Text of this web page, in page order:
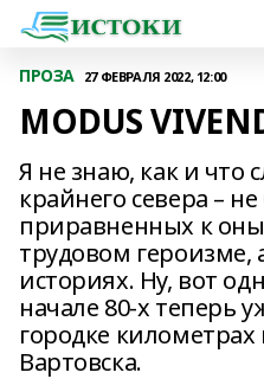
ПРОЗА 27 ФЕВРАЛЯ 2022, 12:00
MODUS
Я не знаю, как и что
крайнего севера –
приравненных к
трудовом героизме,
историях. Ну, вот
начале 80-х теперь
городке километрах
Вартовска.